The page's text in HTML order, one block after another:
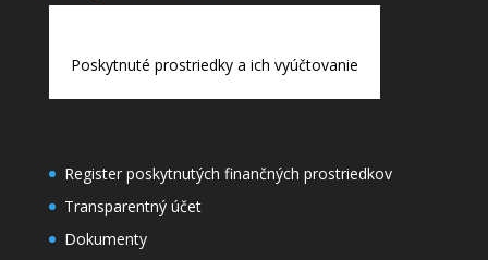
Poskytnuté prostriedky a ich vyúčtovanie
Register poskytnutých finančných prostriedkov
Transparentný účet
Dokumenty